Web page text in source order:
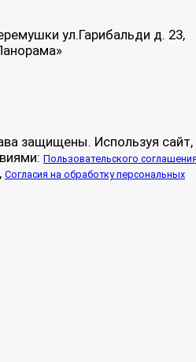
ул.Гарибальди д. 23,
защищены. Используя сайт,
Пользовательского
, Согласия на обработку персональных